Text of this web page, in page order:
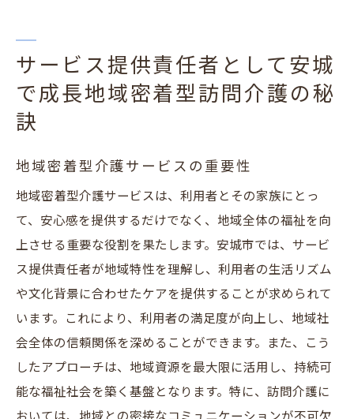
サービス提供責任者として安城
で成長地域密着型訪問介護の秘
訣
地域密着型介護サービスの重要性
地域密着型介護サービスは、利用者とその家族にとっ
て、安心感を提供するだけでなく、地域全体の福祉を向
上させる重要な役割を果たします。安城市では、サービ
ス提供責任者が地域特性を理解し、利用者の生活リズム
や文化背景に合わせたケアを提供することが求められて
います。これにより、利用者の満足度が向上し、地域社
会全体の信頼関係を深めることができます。また、こう
したアプローチは、地域資源を最大限に活用し、持続可
能な福祉社会を築く基盤となります。特に、訪問介護に